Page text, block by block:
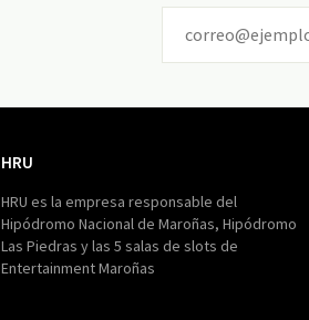
HRU
HRU es la empresa responsable del
Hipódromo Nacional de Maroñas, Hipódromo
Las Piedras y las 5 salas de slots de
Entertainment Maroñas